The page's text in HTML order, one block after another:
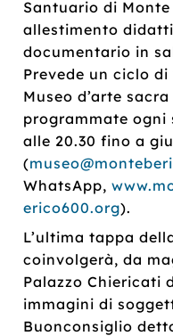
Santuario di
allestimento
documentario in
Prevede un ciclo
Museo d’arte
programmate ogni
alle 20.30 fino a
(
WhatsApp,
erico600.org).
L’ultima tappa
coinvolgerà, da
Palazzo Chiericati
immagini di
Buonconsiglio